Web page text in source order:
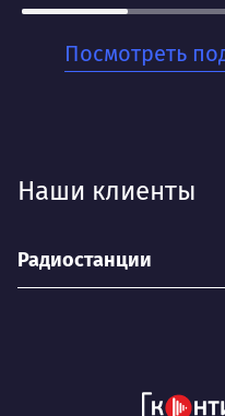
отчетности и
скорость запуска и
Посмотреть
Наши клиенты
Радиостанции